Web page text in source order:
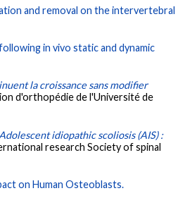
and removal on the intervertebral
in vivo static and dynamic
la croissance sans modifier
d'orthopédie de l'Université de
Adolescent idiopathic scoliosis (AIS) :
research Society of spinal
on Human Osteoblasts.